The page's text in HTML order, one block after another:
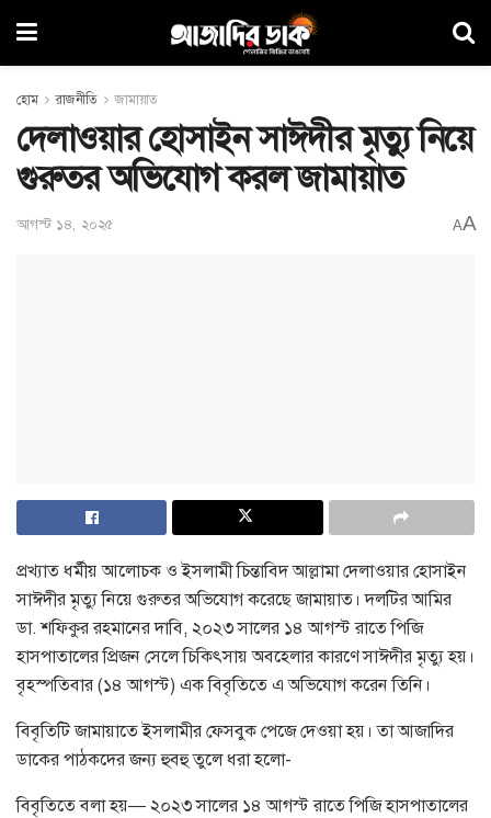
হোম রাজনীতি জামায়াত
দেলাওয়ার হোসাইন সাঈদীর মৃত্যু নিয়ে
গুরুতর অভিযোগ করল জামায়াত
আগস্ট ১৪, ২০২৫ AA
প্রখ্যাত ধর্মীয় আলোচক ও ইসলামী চিন্তাবিদ আল্লামা দেলাওয়ার হোসাইন
সাঈদীর মৃত্যু নিয়ে গুরুতর অভিযোগ করেছে জামায়াত। দলটির আমির
ডা. শফিকুর রহমানের দাবি, ২০২৩ সালের ১৪ আগস্ট রাতে পিজি
হাসপাতালের প্রিজন সেলে চিকিৎসায় অবহেলার কারণে সাঈদীর মৃত্যু হয়।
বৃহস্পতিবার (১৪ আগস্ট) এক বিবৃতিতে এ অভিযোগ করেন তিনি।
বিবৃতিটি জামায়াতে ইসলামীর ফেসবুক পেজে দেওয়া হয়। তা আজাদির
ডাকের পাঠকদের জন্য হুবহু তুলে ধরা হলো-
বিবৃতিতে বলা হয়— ২০২৩ সালের ১৪ আগস্ট রাতে পিজি হাসপাতালের